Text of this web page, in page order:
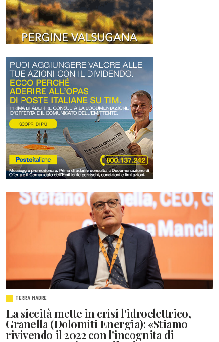
TERRA MADRE
La siccità mette in crisi l'idroelettrico,
Granella (Dolomiti Energia): «Stiamo
rivivendo il 2022 con l'incognita di